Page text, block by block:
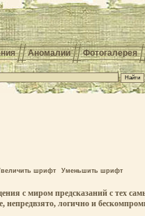
Аномалии Фотогалерея
шрифт Уменьшить шрифт
с миром предсказаний с тех
логично и